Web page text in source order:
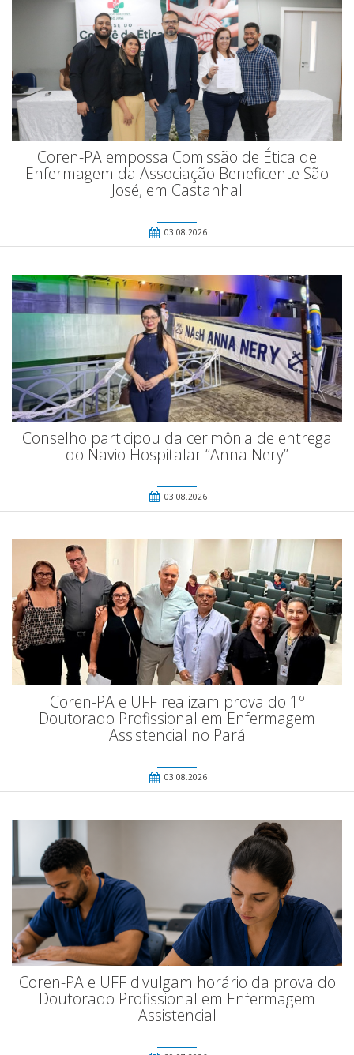
Coren-PA empossa Comissão de Ética de
Enfermagem da Associação Beneficente São
José, em Castanhal
03.08.2026
Conselho participou da cerimônia de entrega
do Navio Hospitalar “Anna Nery”
03.08.2026
Coren-PA e UFF realizam prova do 1º
Doutorado Profissional em Enfermagem
Assistencial no Pará
03.08.2026
Coren-PA e UFF divulgam horário da prova do
Doutorado Profissional em Enfermagem
Assistencial